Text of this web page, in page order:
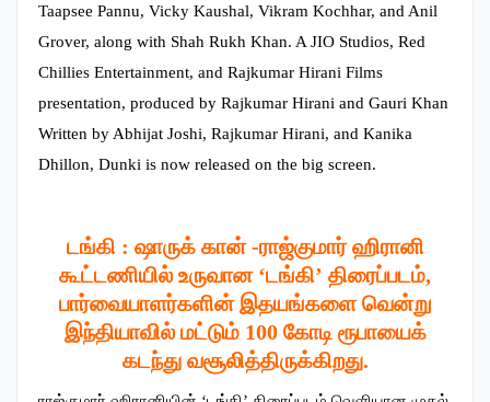
Taapsee Pannu, Vicky Kaushal, Vikram Kochhar, and Anil
Grover, along with Shah Rukh Khan. A JIO Studios, Red
Chillies Entertainment, and Rajkumar Hirani Films
presentation, produced by Rajkumar Hirani and Gauri Khan
Written by Abhijat Joshi, Rajkumar Hirani, and Kanika
Dhillon, Dunki is now released on the big screen.
டங்கி : ஷாருக் கான் -ராஜ்குமார் ஹிரானி
கூட்டணியில் உருவான ‘டங்கி’ திரைப்படம்,
பார்வையாளர்களின் இதயங்களை வென்று
இந்தியாவில் மட்டும் 100 கோடி ரூபாயைக்
கடந்து வசூலித்திருக்கிறது.